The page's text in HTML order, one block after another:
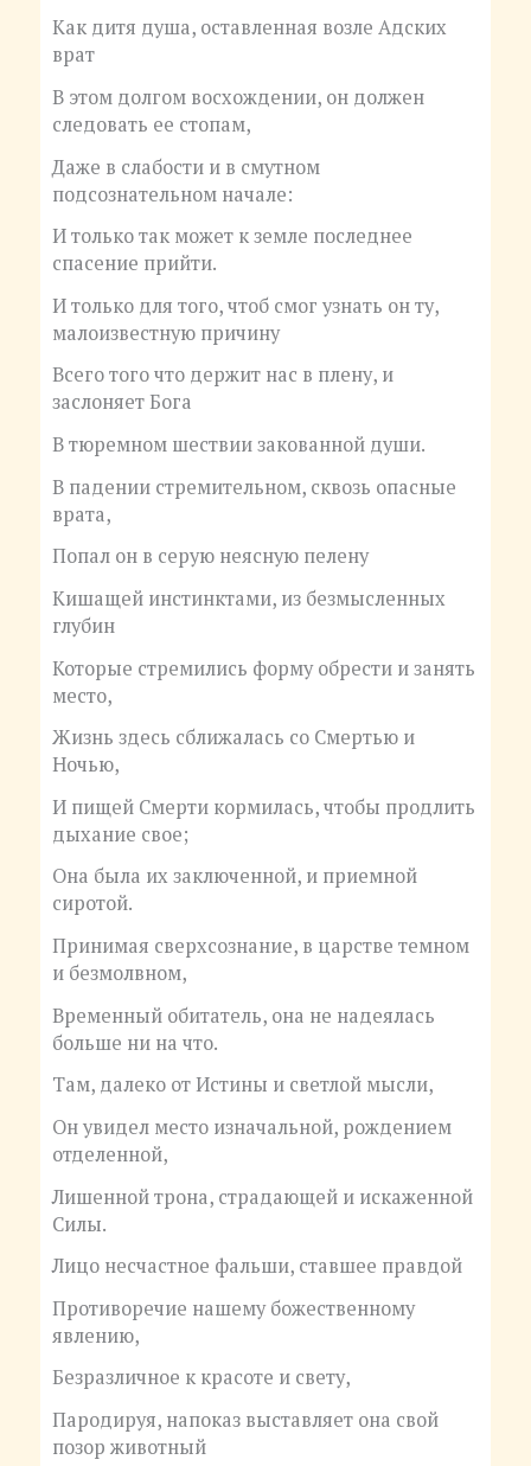
Как дитя душа, оставленная возле Адских
врат
В этом долгом восхождении, он должен
следовать ее стопам,
Даже в слабости и в смутном
подсознательном начале:
И только так может к земле последнее
спасение прийти.
И только для того, чтоб смог узнать он ту,
малоизвестную причину
Всего того что держит нас в плену, и
заслоняет Бога
В тюремном шествии закованной души.
В падении стремительном, сквозь опасные
врата,
Попал он в серую неясную пелену
Кишащей инстинктами, из безмысленных
глубин
Которые стремились форму обрести и занять
место,
Жизнь здесь сближалась со Смертью и
Ночью,
И пищей Смерти кормилась, чтобы продлить
дыхание свое;
Она была их заключенной, и приемной
сиротой.
Принимая сверхсознание, в царстве темном
и безмолвном,
Временный обитатель, она не надеялась
больше ни на что.
Там, далеко от Истины и светлой мысли,
Он увидел место изначальной, рождением
отделенной,
Лишенной трона, страдающей и искаженной
Силы.
Лицо несчастное фальши, ставшее правдой
Противоречие нашему божественному
явлению,
Безразличное к красоте и свету,
Пародируя, напоказ выставляет она свой
позор животный